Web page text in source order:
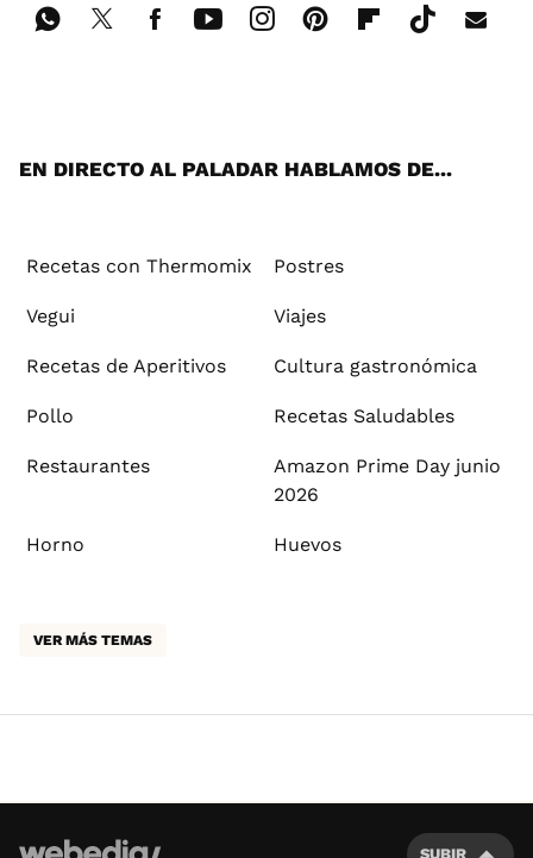
EN DIRECTO AL PALADAR HABLAMOS DE...
Recetas con Thermomix Postres
Vegui Viajes
Recetas de Aperitivos Cultura gastronómica
Pollo Recetas Saludables
Restaurantes
Amazon Prime Day junio
2026
Horno Huevos
VER MÁS TEMAS
SUBIR